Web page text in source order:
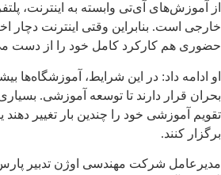
از آموزش‌های آی‌تی وابسته به اینترنت،
خارجی است. بنابراین وقتی اینترنت دچار
حضوری هم کارکرد کامل خود را از دست
او ادامه داد: در این شرایط، آموزشگاه‌ها
بحران قرار دارند تا توسعه آموزشی.
تقویم آموزشی خود را چندین بار تغییر
برگزار کنند.
مدیرعامل شرکت مهندسی اوژن تدبیر